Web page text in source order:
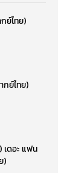
ย์ไทย)
ย์ไทย)
เดอะ แฟน
)